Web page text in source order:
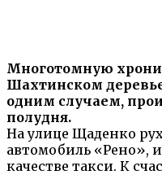
Многотомную
Шахтинском
одним случаем,
полудня.
На улице Щаденко
автомобиль «Рено»,
качестве такси. К